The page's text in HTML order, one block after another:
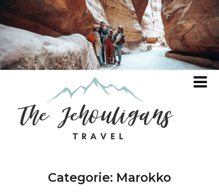
Categorie: Marokko